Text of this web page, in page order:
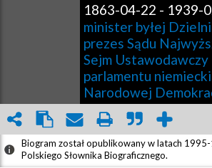
1863-04-22 - 1939-
minister byłej
prezes Sądu
Sejm Ustawodawczy
parlamentu
Narodowej
Biogram został opublikowany w latach
Polskiego Słownika Biograficznego.